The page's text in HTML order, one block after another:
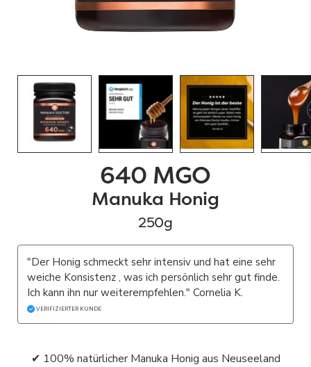
640 MGO
Manuka Honig
250g
"Der Honig schmeckt sehr intensiv und hat eine sehr
weiche Konsistenz , was ich persönlich sehr gut finde.
Ich kann ihn nur weiterempfehlen." Cornelia K.
VERIFIZIERTER KUNDE
✔ 100% natürlicher Manuka Honig aus Neuseeland
Payment Option Icons